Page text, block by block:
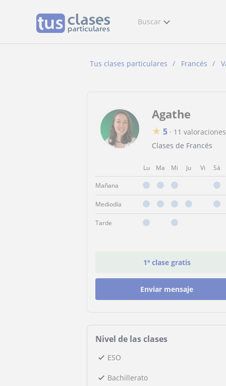
Buscar
Tus clases particulares Francés
Agathe
★ 5 · 11 valoraciones
Clases de Francés
Lu Ma Mi Ju Vi Sá
Mañana
Mediodía
Tarde
1ª clase gratis
Enviar mensaje
Nivel de las clases
ESO
Bachillerato